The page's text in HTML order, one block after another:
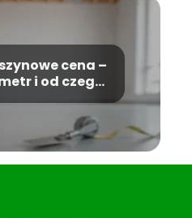
cena –
i od czego